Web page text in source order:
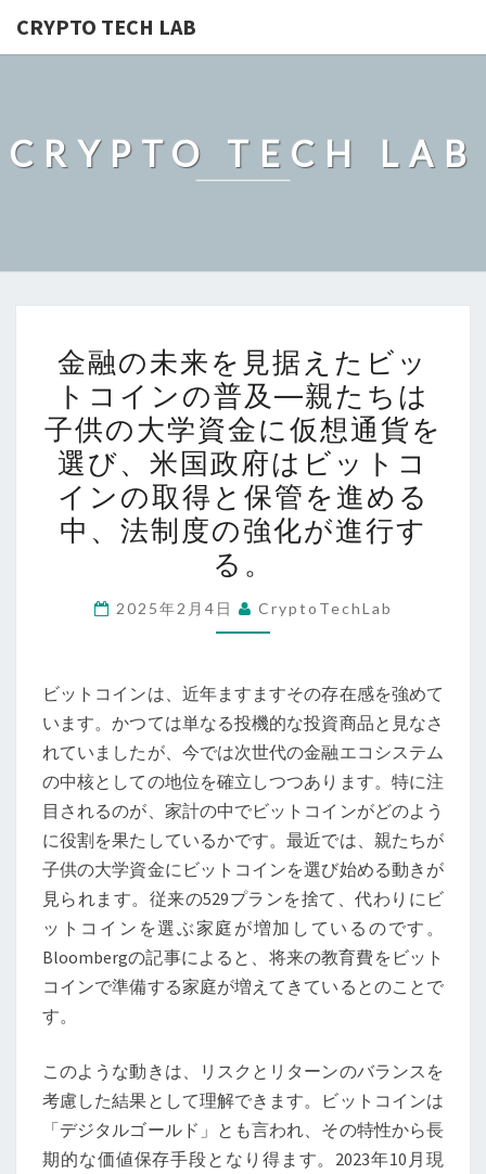
CRYPTO TECH LAB
CRYPTO TECH LAB
融
の
未
来
を
見
据
え
た
ビ
ト
コ
イ
ン
の
普
及
―
親
た
ち
供
の
大
学
金融の未来を見据えたビッ
トコインの普及―親たちは
子供の大学資金に仮想通貨を
選び、米国政府はビットコ
インの取得と保管を進める
中、法制度の強化が進行す
る。
2025年2月4日 CryptoTechLab
ビットコインは、近年ますますその存在感を強めて
います。かつては単なる投機的な投資商品と見なさ
れていましたが、今では次世代の金融エコシステム
の中核としての地位を確立しつつあります。特に注
目されるのが、家計の中でビットコインがどのよう
に役割を果たしているかです。最近では、親たちが
子供の大学資金にビットコインを選び始める動きが
見られます。従来の529プランを捨て、代わりにビ
ットコインを選ぶ家庭が増加しているのです。
Bloombergの記事によると、将来の教育費をビット
コインで準備する家庭が増えてきているとのことで
す。
このような動きは、リスクとリターンのバランスを
考慮した結果として理解できます。ビットコインは
「デジタルゴールド」とも言われ、その特性から長
期的な価値保存手段となり得ます。2023年10月現